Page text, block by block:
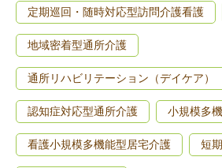
定期巡回・随時対応型訪問介護看護
地域密着型通所介護
通所リハビリテーション（デイケア）
認知症対応型通所介護 小規模多
看護小規模多機能型居宅介護 短